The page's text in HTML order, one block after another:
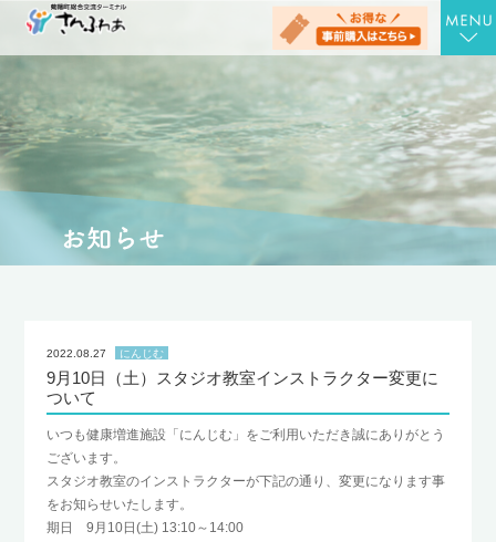
さんさんの湯
お食事処 さん膳
健康増進施設 にんじむ
お問合せ
アクセス
お知らせ
TEL : 096-232-8690
2022.08.27 にんじむ
9月10日（土）スタジオ教室インストラクター変更に
ついて
いつも健康増進施設「にんじむ」をご利用いただき誠にありがとう
ございます。
スタジオ教室のインストラクターが下記の通り、変更になります事
をお知らせいたします。
期日 9月10日(土) 13:10～14:00